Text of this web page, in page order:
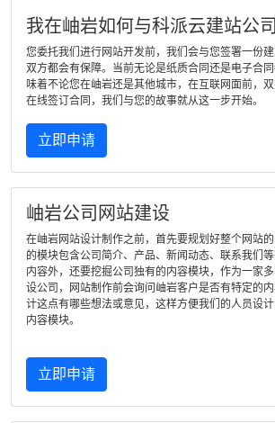
我在岫岩如何与科派云建站公
您委托我们进行网站开发前，我们会与您签署一份
双方都会有保障。当前无论是纸质合同还是电子合
味着不论您在岫岩还是其他城市，在互联网面前，双
在线签订合同，我们与您的故事就从这一步开始。
立即申请
岫岩公司网站建设
在岫岩网站设计制作之前，首先要规划好整个网站
的模块包含公司简介、产品、新闻动态、联系我们
内容外，还要挖掘公司独有的内容模块，作为一家
设公司，网站制作前会询问岫岩客户是否有特定的
计这点有哪些想法或意见，这样方便我们的人员设
内容模块。
立即申请